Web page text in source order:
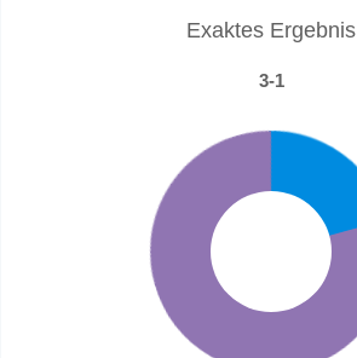
Exaktes Ergebnis
3-1